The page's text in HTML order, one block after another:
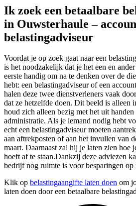
Ik zoek een betaalbare
in Ouwsterhaule –
belastingadviseur
Voordat je op zoek gaat naar een
is het noodzakelijk dat je het een en
eerste handig om na te denken over de
hebt: een belastingadviseur of een
halen deze twee dienstverleners vaak
dat ze hetzelfde doen. Dit beeld is alleen
houd zich alleen bezig met het uit handen
administratie. Als je iemand nodig hebt
echt een belastingadviseur moeten
aan aftrekposten of aan het invullen van
maart. Daarnaast zal hij je laten zien hoe
hoeft af te staan.Dankzij deze adviezen
bedrijf nog ruimte is voor besparingen op
Klik op belastingaangifte laten doen om
laten doen door een betaalbare